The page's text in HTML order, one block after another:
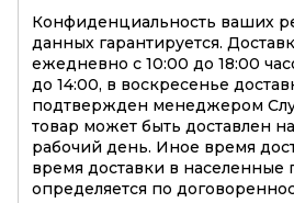
Конфиденциальность ваших
данных гарантируется.
ежедневно с 10:00 до 18:00
до 14:00, в воскресенье
подтвержден менеджером
товар может быть доставлен
рабочий день. Иное время
время доставки в населенные
определяется по